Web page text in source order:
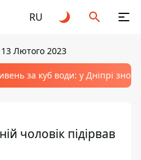
RU
Лютого 2023
за куб води: у Дніпрі
чоловік підірвав